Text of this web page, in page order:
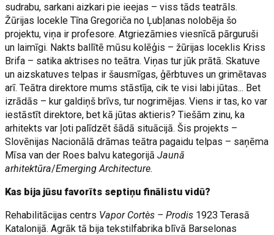
sudrabu, sarkani aizkari pie ieejas – viss tāds teatrāls.
Žūrijas locekle Tīna Gregoriča no Ļubļanas nolobēja šo
projektu, viņa ir profesore. Atgriezāmies viesnīcā pārguruši
un laimīgi. Nakts ballītē mūsu kolēģis – žūrijas loceklis Kriss
Brifa – satika aktrises no teātra. Viņas tur jūk prātā. Skatuve
un aizskatuves telpas ir šausmīgas, ģērbtuves un grimētavas
arī. Teātra direktore mums stāstīja, cik te visi labi jūtas... Bet
izrādās – kur galdiņš brīvs, tur nogrimējas. Viens ir tas, ko var
iestāstīt direktore, bet kā jūtas aktieris? Tiešām zinu, ka
arhitekts var ļoti palīdzēt šādā situācijā. Šis projekts –
Slovēnijas Nacionālā drāmas teātra pagaidu telpas – saņēma
Mīsa van der Roes balvu kategorijāJaunā
arhitektūra/Emerging Architecture.
Kas bija jūsu favorīts septiņu finālistu vidū?
Rehabilitācijas centrs Vapor Cortès – Prodis 1923 Terasā
Katalonijā. Agrāk tā bija tekstilfabrika blīvā Barselonas